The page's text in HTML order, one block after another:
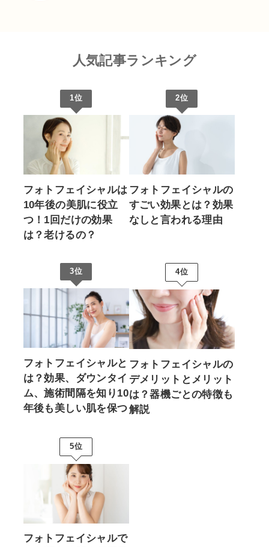
人気記事ランキング
1位
フォトフェイシャルは
10年後の美肌に役立
つ！1回だけの効果
は？老けるの？
2位
フォトフェイシャルの
すごい効果とは？効果
なしと言われる理由
3位
フォトフェイシャルと
は？効果、ダウンタイ
ム、施術間隔を知り10
年後も美しい肌を保つ
4位
フォトフェイシャルの
デメリットとメリット
は？器機ごとの特徴も
解説
5位
フォトフェイシャルで